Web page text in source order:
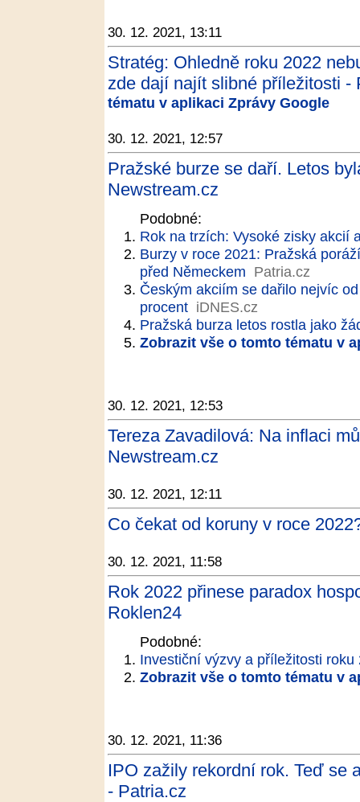
30. 12. 2021, 13:11
Stratég: Ohledně roku 2022
zde dají najít slibné příležitosti -
tématu v aplikaci Zprávy Google
30. 12. 2021, 12:57
Pražské burze se daří. Letos
Newstream.cz
Podobné:
Rok na trzích: Vysoké zisky akcií
Burzy v roce 2021: Pražská
před Německem Patria.cz
Českým akciím se dařilo nejvíc
procent iDNES.cz
Pražská burza letos rostla jako
Zobrazit vše o tomto tématu v
30. 12. 2021, 12:53
Tereza Zavadilová: Na inflaci
Newstream.cz
30. 12. 2021, 12:11
Co čekat od koruny v roce
30. 12. 2021, 11:58
Rok 2022 přinese paradox
Roklen24
Podobné:
Investiční výzvy a příležitosti
Zobrazit vše o tomto tématu v
30. 12. 2021, 11:36
IPO zažily rekordní rok. Teď se
- Patria.cz